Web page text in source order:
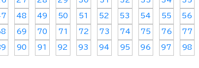
48 49 50 51 52 53 54 55 56
69 70 71 72 73 74 75 76 77
90 91 92 93 94 95 96 97 98